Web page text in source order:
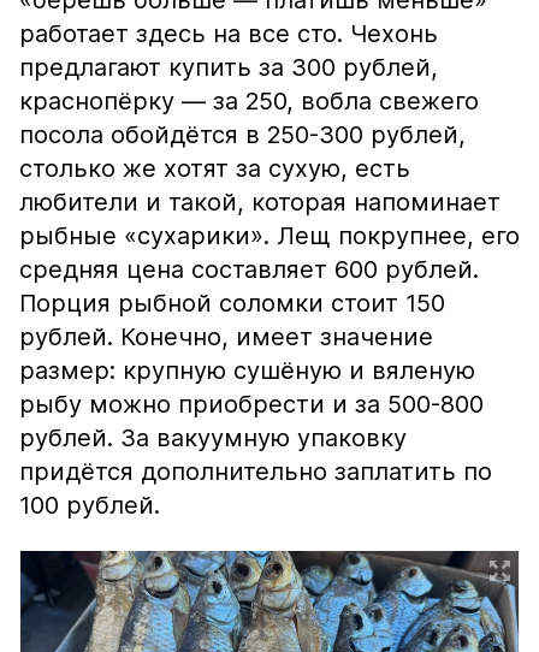
работает здесь на все сто. Чехонь
предлагают купить за 300 рублей,
краснопёрку — за 250, вобла свежего
посола обойдётся в 250-300 рублей,
столько же хотят за сухую, есть
любители и такой, которая напоминает
рыбные «сухарики». Лещ покрупнее, его
средняя цена составляет 600 рублей.
Порция рыбной соломки стоит 150
рублей. Конечно, имеет значение
размер: крупную сушёную и вяленую
рыбу можно приобрести и за 500-800
рублей. За вакуумную упаковку
придётся дополнительно заплатить по
100 рублей.